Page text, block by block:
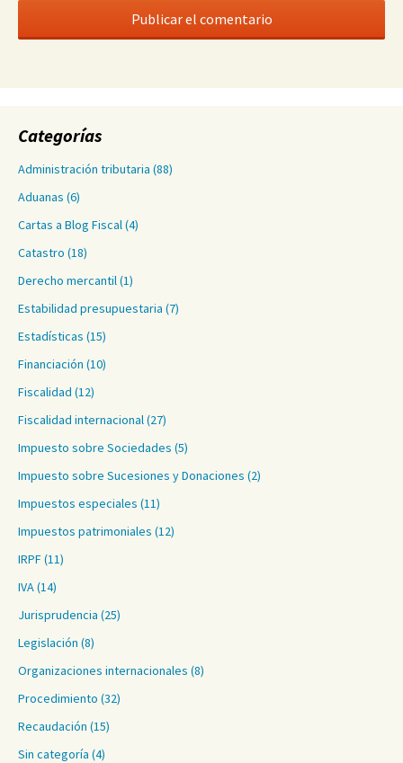
Categorías
Administración tributaria (88)
Aduanas (6)
Cartas a Blog Fiscal(4)
Catastro (18)
Derecho mercantil(1)
Estabilidad presupuestaria (7)
Estadísticas (15)
Financiación (10)
Fiscalidad (12)
Fiscalidad internacional(27)
Impuesto sobre Sociedades (5)
Impuesto sobre Sucesiones y Donaciones (2)
Impuestos especiales (11)
Impuestos patrimoniales (12)
IRPF(11)
IVA(14)
Jurisprudencia (25)
Legislación (8)
Organizaciones internacionales (8)
Procedimiento (32)
Recaudación (15)
Sin categoría (4)